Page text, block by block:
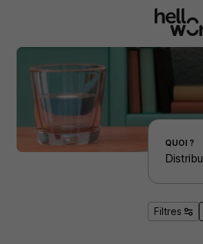
Effectuer une recherche d'emploi par localité
QUOI ?
Filtres